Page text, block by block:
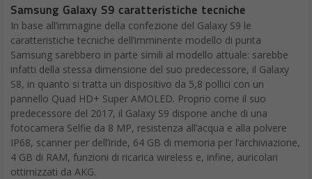
Samsung Galaxy S9 caratteristiche tecniche
In base all’immagine della confezione del Galaxy S9 le
caratteristiche tecniche dell’imminente modello di punta
Samsung sarebbero in parte simili al modello attuale: sarebbe
infatti della stessa dimensione del suo predecessore, il Galaxy
S8, in quanto si tratta un dispositivo da 5,8 pollici con un
pannello Quad HD+ Super AMOLED. Proprio come il suo
predecessore del 2017, il Galaxy S9 dispone anche di una
fotocamera Selfie da 8 MP, resistenza all’acqua e alla polvere
IP68, scanner per dell’iride, 64 GB di memoria per l’archiviazione,
4 GB di RAM, funzioni di ricarica wireless e, infine, auricolari
ottimizzati da AKG.